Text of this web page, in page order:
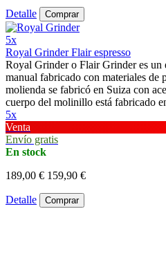
Detalle Comprar
5x
Royal Grinder Flair espresso
Royal Grinder o Flair Grinder es un
manual fabricado con materiales de
molienda se fabricó en Suiza con
cuerpo del molinillo está fabricado
5x
Venta
Envío gratis
En stock
189,00 € 159,90 €
Detalle Comprar